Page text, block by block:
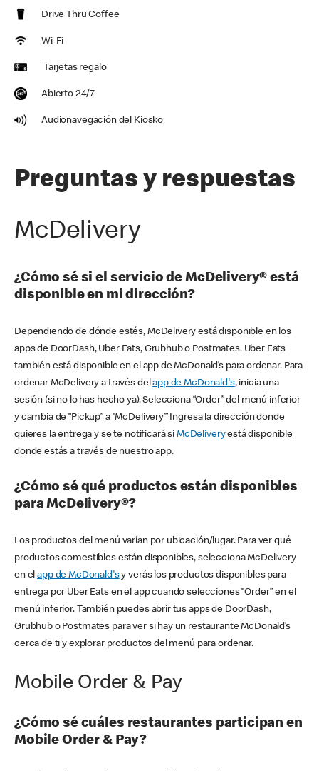
Drive Thru Coffee
Wi-Fi
Tarjetas regalo
Abierto 24/7
Audionavegación del Kiosko
Preguntas y respuestas
McDelivery
¿Cómo sé si el servicio de McDelivery® está
disponible en mi dirección?
Dependiendo de dónde estés, McDelivery está disponible en los
apps de DoorDash, Uber Eats, Grubhub o Postmates. Uber Eats
también está disponible en el app de McDonald’s para ordenar. Para
ordenar McDelivery a través delapp de McDonald's, inicia una
sesión (si no lo has hecho ya). Selecciona “Order” del menú inferior
y cambia de “Pickup” a “McDelivery’” Ingresa la dirección donde
quieres la entrega y se te notificará si McDeliveryestá disponible
donde estás a través de nuestro app.
¿Cómo sé qué productos están disponibles
para McDelivery®?
Los productos del menú varían por ubicación/lugar. Para ver qué
productos comestibles están disponibles, selecciona McDelivery
en elapp de McDonald'sy verás los productos disponibles para
entrega por Uber Eats en el app cuando selecciones “Order” en el
menú inferior. También puedes abrir tus apps de DoorDash,
Grubhub o Postmates para ver si hay un restaurante McDonald’s
cerca de ti y explorar productos del menú para ordenar.
Mobile Order & Pay
¿Cómo sé cuáles restaurantes participan en
Mobile Order & Pay?